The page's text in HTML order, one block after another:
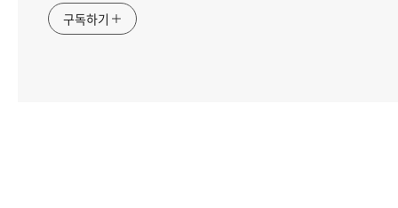
구독하기